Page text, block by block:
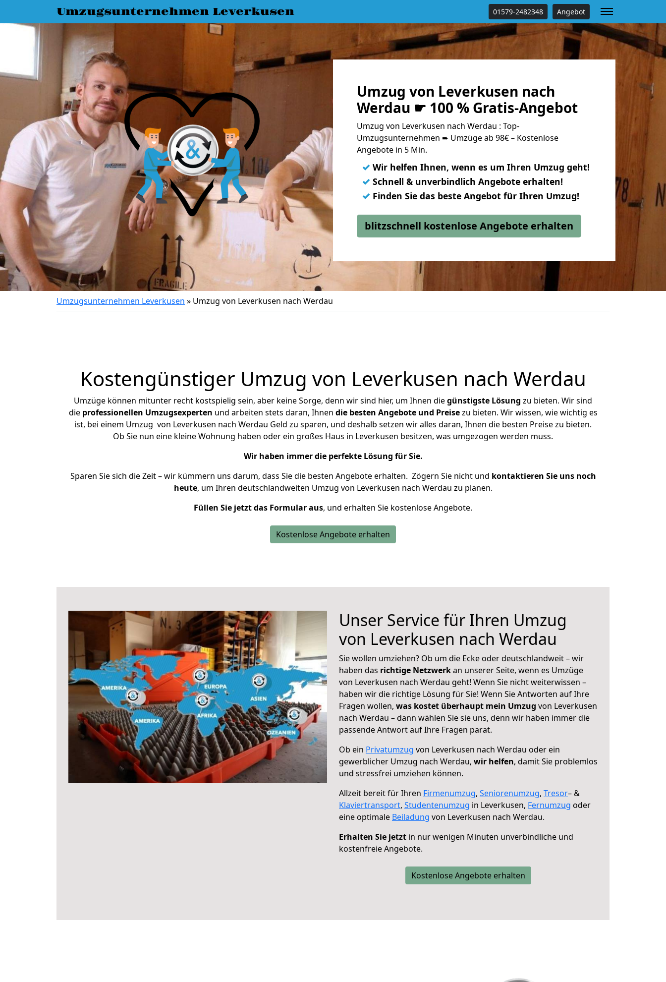
Umzugsunternehmen Leverkusen 01579-2482348 Angebot
Umzug von Leverkusen nach
Werdau ☛ 100 % Gratis-Angebot
Umzug von Leverkusen nach Werdau : Top-
Umzugsunternehmen ➨ Umzüge ab 98€ – Kostenlose
Angebote in 5 Min.
✓ Wir helfen Ihnen, wenn es um Ihren Umzug geht!
✓ Schnell & unverbindlich Angebote erhalten!
✓ Finden Sie das beste Angebot für Ihren Umzug!
blitzschnell kostenlose Angebote erhalten
Umzugsunternehmen Leverkusen » Umzug von Leverkusen nach Werdau
Kostengünstiger Umzug von Leverkusen nach Werdau
Umzüge können mitunter recht kostspielig sein, aber keine Sorge, denn wir sind hier, um Ihnen diegünstigste Lösung zu bieten. Wir sind
die professionellen Umzugsexperten und arbeiten stets daran, Ihnen die besten Angebote und Preisezu bieten. Wir wissen, wie wichtig es
ist, bei einem Umzug von Leverkusen nach Werdau Geld zu sparen, und deshalb setzen wir alles daran, Ihnen die besten Preise zu bieten.
Ob Sie nun eine kleine Wohnung haben oder ein großes Haus in Leverkusen besitzen, was umgezogen werden muss.
Wir haben immer die perfekte Lösung für Sie.
Sparen Sie sich die Zeit – wir kümmern uns darum, dass Sie die besten Angebote erhalten. Zögern Sie nicht und kontaktieren Sie uns noch
heute, um Ihren deutschlandweiten Umzug von Leverkusen nach Werdau zu planen.
Füllen Sie jetzt das Formular aus, und erhalten Sie kostenlose Angebote.
Kostenlose Angebote erhalten
Unser Service für Ihren Umzug
von Leverkusen nach Werdau
Sie wollen umziehen? Ob um die Ecke oder deutschlandweit – wir
haben das richtige Netzwerkan unserer Seite, wenn es Umzüge
von Leverkusen nach Werdau geht! Wenn Sie nicht weiterwissen –
haben wir die richtige Lösung für Sie! Wenn Sie Antworten auf Ihre
Fragen wollen, was kostet überhaupt mein Umzug von Leverkusen
nach Werdau – dann wählen Sie sie uns, denn wir haben immer die
passende Antwort auf Ihre Fragen parat.
Ob ein Privatumzug von Leverkusen nach Werdau oder ein
gewerblicher Umzug nach Werdau, wir helfen, damit Sie problemlos
und stressfrei umziehen können.
Allzeit bereit für Ihren Firmenumzug, Seniorenumzug, Tresor– &
Klaviertransport, Studentenumzug in Leverkusen, Fernumzug oder
eine optimale Beiladung von Leverkusen nach Werdau.
Erhalten Sie jetzt in nur wenigen Minuten unverbindliche und
kostenfreie Angebote.
Kostenlose Angebote erhalten